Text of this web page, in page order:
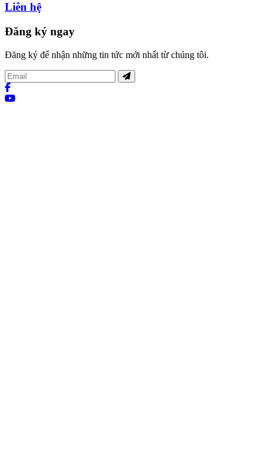
Liên hệ
Đăng ký ngay
Đăng ký để nhận những tin tức mới nhất từ chúng tôi.